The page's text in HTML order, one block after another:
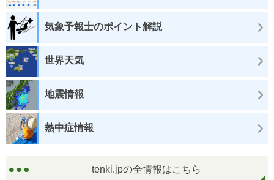
気象予報士のポイント解説
世界天気
地震情報
熱中症情報
tenki.jpの全情報はこちら